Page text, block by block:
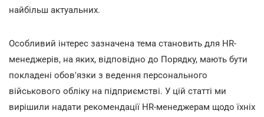
найбільш актуальних.
Особливий інтерес зазначена тема становить для HR-
менеджерів, на яких, відповідно до Порядку, мають бути
покладені обов'язки з ведення персонального
військового обліку на підприємстві. У цій статті ми
вирішили надати рекомендації HR-менеджерам щодо їхніх